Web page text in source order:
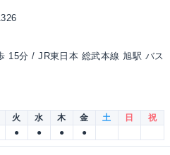
15分 / JR東日本 総武本線 旭駅 バス
火 水 木 金 土 日
祝
● ● ● ●